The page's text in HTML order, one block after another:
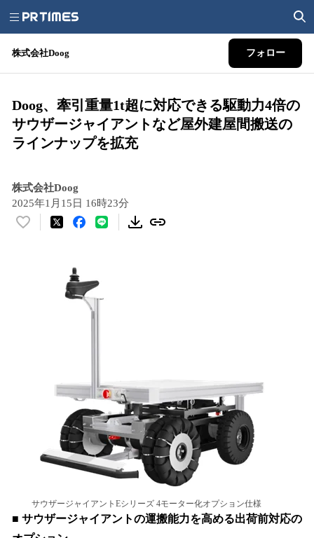
株式会社Doog フォロー
Doog、牽引重量1t超に対応できる駆動力4倍の
サウザージャイアントなど屋外建屋間搬送の
ラインナップを拡充
株式会社Doog
2025年1月15日 16時23分
い
サウザージャイアントEシリーズ 4モーター化オプション仕様
■ サウザージャイアントの運搬能力を高める出荷前対応の